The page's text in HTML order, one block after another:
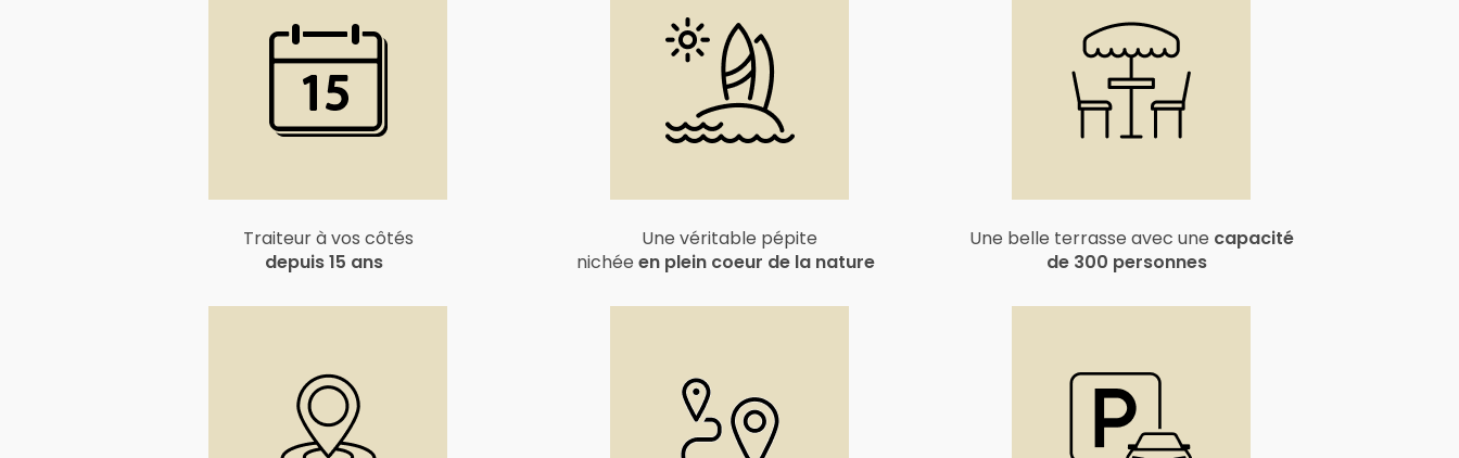
Traiteur à vos côtés
depuis 15 ans
Une véritable pépite
nichée en plein coeur de la nature
Une belle terrasse avec une capacité
de 300 personnes